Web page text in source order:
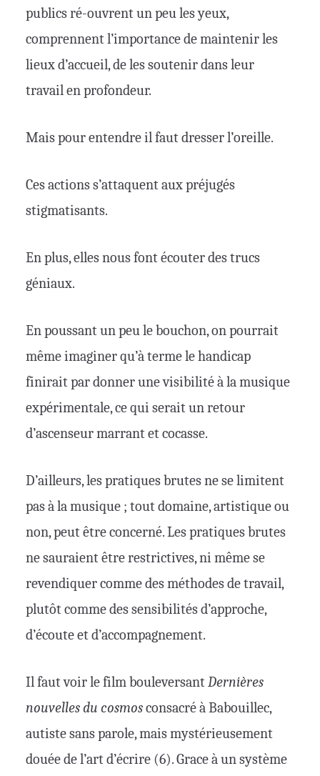
publics ré-ouvrent un peu les yeux,
comprennent l’importance de maintenir les
lieux d’accueil, de les soutenir dans leur
travail en profondeur.
Mais pour entendre il faut dresser l’oreille.
Ces actions s’attaquent aux préjugés
stigmatisants.
En plus, elles nous font écouter des trucs
géniaux.
En poussant un peu le bouchon, on pourrait
même imaginer qu’à terme le handicap
finirait par donner une visibilité à la musique
expérimentale, ce qui serait un retour
d’ascenseur marrant et cocasse.
D’ailleurs, les pratiques brutes ne se limitent
pas à la musique ; tout domaine, artistique ou
non, peut être concerné. Les pratiques brutes
ne sauraient être restrictives, ni même se
revendiquer comme des méthodes de travail,
plutôt comme des sensibilités d’approche,
d’écoute et d’accompagnement.
Il faut voir le film bouleversantDernières
nouvelles du cosmosconsacré à Babouillec,
autiste sans parole, mais mystérieusement
douée de l’art d’écrire (6). Grace à un système